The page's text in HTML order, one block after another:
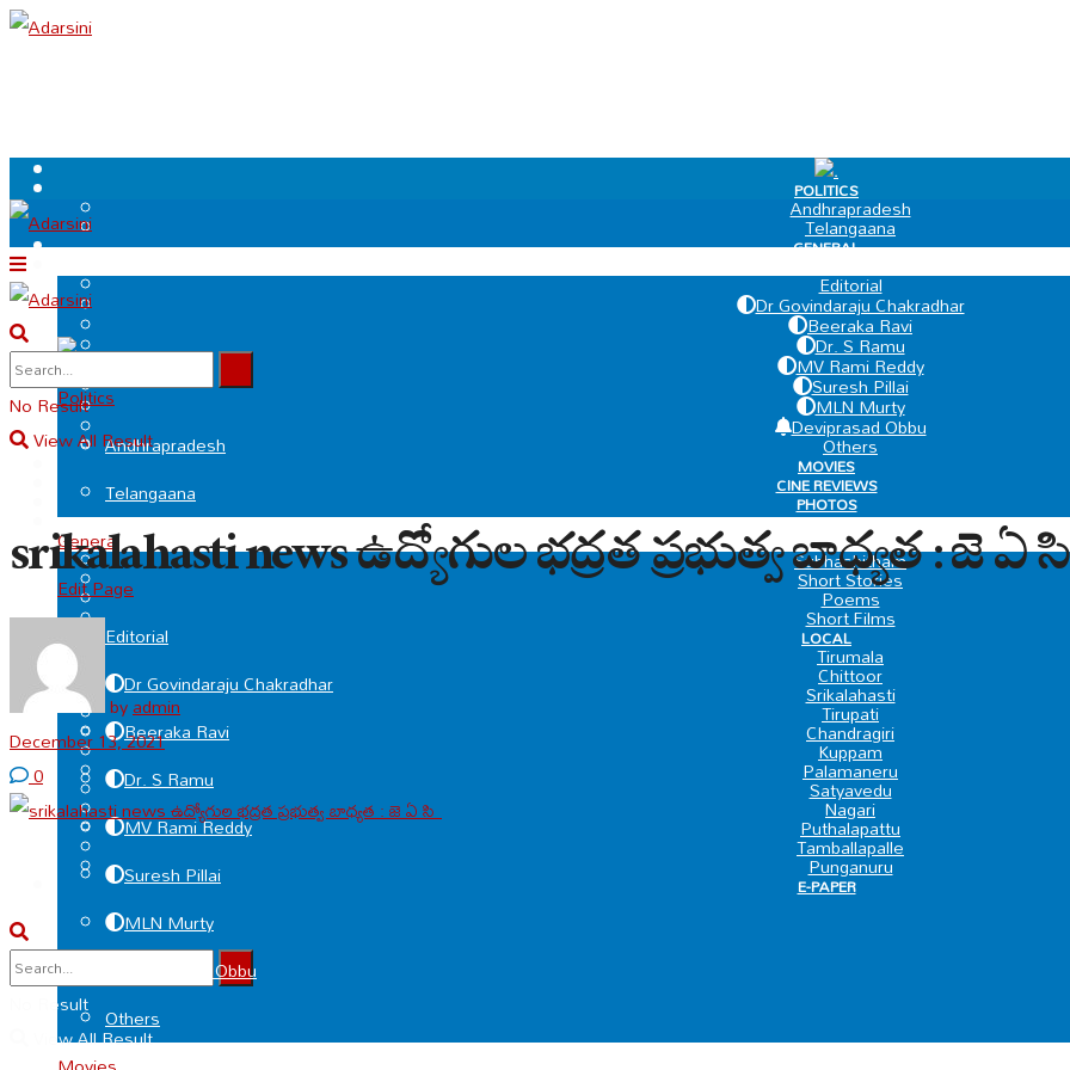
.
POLITICS
Andhrapradesh
Telangaana
GENERAL
Editorial
Dr Govindaraju Chakradhar
Beeraka Ravi
Dr. S Ramu
MV Rami Reddy
Suresh Pillai
MLN Murty
Deviprasad Obbu
Others
MOVIES
CINE REVIEWS
PHOTOS
VIDEOS
SPECIAL
Subhashitham
Short Stories
Poems
Short Films
LOCAL
Tirumala
Chittoor
Srikalahasti
Tirupati
Chandragiri
Kuppam
Palamaneru
Satyavedu
Nagari
Puthalapattu
Tamballapalle
Punganuru
E-PAPER
No Result
View All Result
.
Politics
Andhrapradesh
Telangaana
General
Edit Page
Editorial
Dr Govindaraju Chakradhar
Beeraka Ravi
Dr. S Ramu
MV Rami Reddy
Suresh Pillai
MLN Murty
Deviprasad Obbu
Others
No Result
View All Result
srikalahasti news ఉద్యోగుల భద్రత ప్రభుత్వ బాధ్యత : జె ఏ
byadmin
December 13, 2021
0